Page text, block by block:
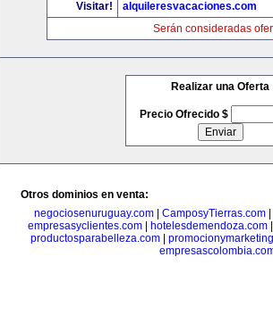
Visitar!
alquileresvacaciones.com
Serán consideradas
Realizar una Oferta
Precio Ofrecido $
Otros dominios en venta:
negociosenuruguay.com
CamposyTierras.com
empresasyclientes.com
hotelesdemendoza.com
productosparabelleza.com